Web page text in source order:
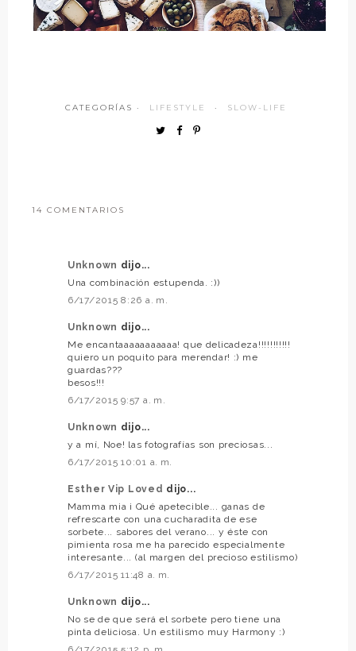
CATEGORÍAS · LIFESTYLE · SLOW-LIFE
14 COMENTARIOS
Unknown dijo...
Una combinación estupenda. :))
6/17/2015 8:26 a. m.
Unknown dijo...
Me encantaaaaaaaaaaa! que delicadeza!!!!!!!!!!!
quiero un poquito para merendar! :) me
guardas???
besos!!!
6/17/2015 9:57 a. m.
Unknown dijo...
y a mí, Noe! las fotografías son preciosas...
6/17/2015 10:01 a. m.
Esther Vip Loved dijo...
Mamma mia ¡ Qué apetecible... ganas de
refrescarte con una cucharadita de ese
sorbete... sabores del verano... y éste con
pimienta rosa me ha parecido especialmente
interesante... (al margen del precioso estilismo)
6/17/2015 11:48 a. m.
Unknown dijo...
No se de que será el sorbete pero tiene una
pinta deliciosa. Un estilismo muy Harmony :)